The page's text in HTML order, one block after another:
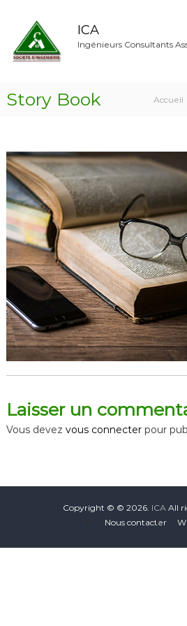
ICA
Ingénieurs Consultants
Story Book Accueil
Laisser un
Vous devez vous connecterpour
Copyright © © 2026. ICAAll
Nous contacter